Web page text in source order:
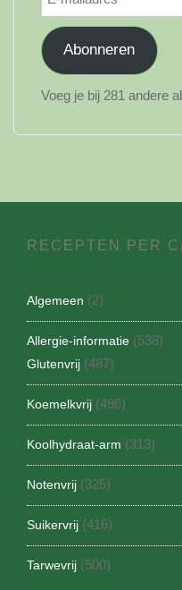
mailadres
Abonneren
Voeg je bij 281 andere
RECEPTEN PER
Algemeen (2)
Allergie-informatie (538)
Glutenvrij (487)
Koemelkvrij (496)
Koolhydraat-arm (313)
Notenvrij (325)
Suikervrij (416)
Tarwevrij (500)